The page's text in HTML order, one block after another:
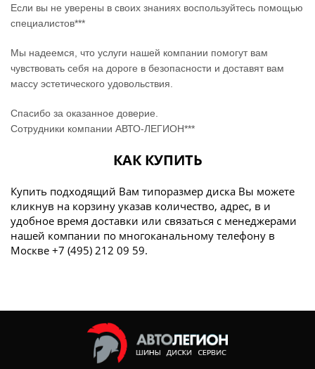
Если вы не уверены в своих знаниях воспользуйтесь помощью
специалистов***
Мы надеемся, что услуги нашей компании помогут вам
чувствовать себя на дороге в безопасности и доставят вам
массу эстетического удовольствия.
Спасибо за оказанное доверие.
Сотрудники компании АВТО-ЛЕГИОН***
КАК КУПИТЬ
Купить подходящий Вам типоразмер диска Вы можете
кликнув на корзину указав количество, адрес, в и
удобное время доставки или связаться с менеджерами
нашей компании по многоканальному телефону в
Москве +7 (495) 212 09 59.